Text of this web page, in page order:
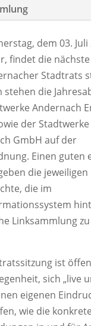
dem 03. Juli
findet die
Stadtrats
stehen die
Andernach
der Stadtwerke
GmbH auf der
Einen guten
die jeweiligen
die im
Linksammlung
ist
sich „live
eigenen
wie die